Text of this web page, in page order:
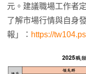
元。建議職場工作者
了解市場行情與自身
報」： https://